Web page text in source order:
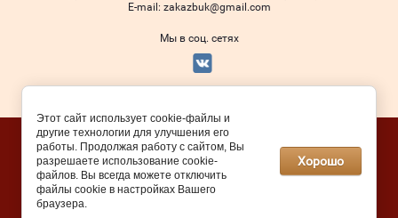
Е-mail: zakazbuk@gmail.com
Мы в соц. сетях
Megagroup.ru
Этот сайт использует cookie-файлы и
другие технологии для улучшения его
работы. Продолжая работу с сайтом, Вы
разрешаете использование cookie-
файлов. Вы всегда можете отключить
файлы cookie в настройках Вашего
браузера.
Хорошо